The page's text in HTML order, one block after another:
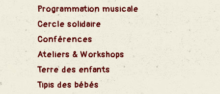
Programmation musicale
Cercle solidaire
Conférences
Ateliers & Workshops
Terre des enfants
Tipis des bébés